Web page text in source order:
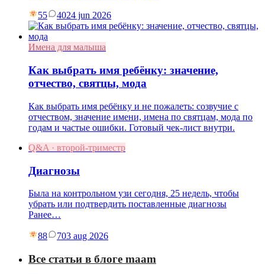
55 4024 jun 2026
Имена для малыша
Как выбрать имя ребёнку: значение,
отчество, святцы, мода
Как выбрать имя ребёнку и не пожалеть: созвучие с
отчеством, значение имени, имена по святцам, мода по
годам и частые ошибки. Готовый чек-лист внутри.
Q&A · второй-триместр
Диагнозы
Была на контрольном узи сегодня, 25 недель, чтобы
убрать или подтвердить поставленные диагнозы
Ранее…
88 703 aug 2026
Все статьи в блоге maam